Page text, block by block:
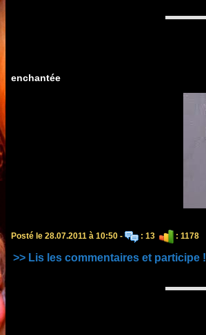
enchantée
Posté le 28.07.2011 à 10:50 - : 13 : 1178
>> Lis les commentaires et participe !